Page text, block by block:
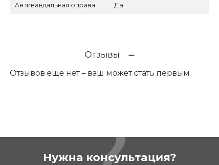
Антивандальная оправа Да
Отзывы
Отзывов ещё нет – ваш может стать первым
Нужна консультация?